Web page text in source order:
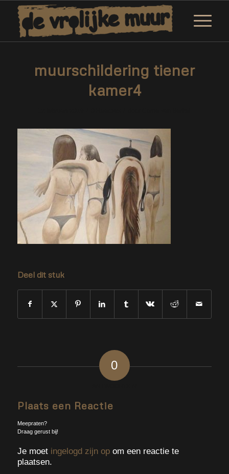
muurschildering tiener
kamer4
Deel dit stuk
0
Plaats een Reactie
Meepraten?
Draag gerust bij!
Je moet ingelogd zijn opom een reactie te
plaatsen.